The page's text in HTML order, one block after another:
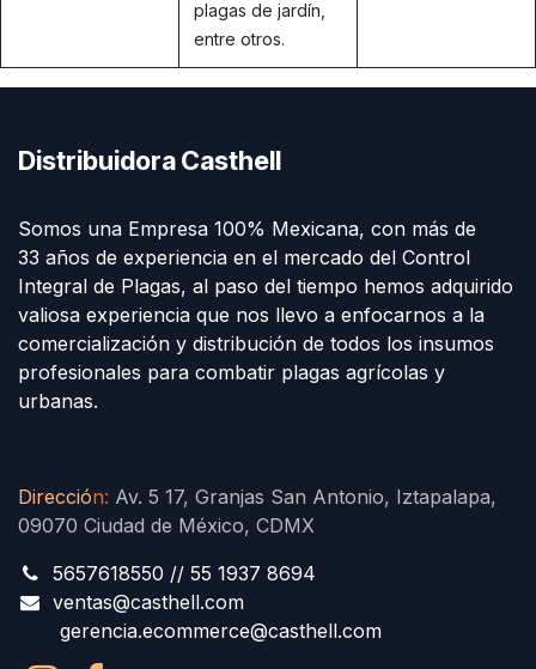
plagas de jardín,
entre otros.
Distribuidora Casthell
Somos una Empresa 100% Mexicana, con más de
33 años de experiencia en el mercado del Control
Integral de Plagas, al paso del tiempo hemos adquirido
valiosa experiencia que nos llevo a enfocarnos a la
comercialización y distribución de todos los insumos
profesionales para combatir plagas agrícolas y
urbanas.
Dirección: Av. 5 17, Granjas San Antonio, Iztapalapa,
09070 Ciudad de México, CDMX
5657618550 // 55 1937 8694
ventas@casthell.com
gerencia.ecommerce@casthell.com